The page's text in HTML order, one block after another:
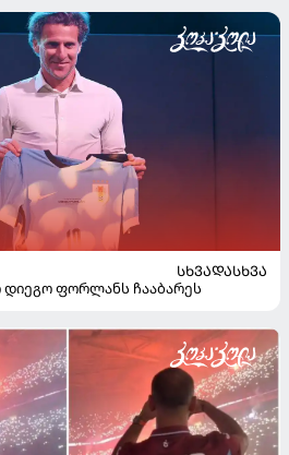
ᲡᲮᲕᲐᲓᲐᲡᲮᲕᲐ
დიეგო ფორლანს ჩააბარეს